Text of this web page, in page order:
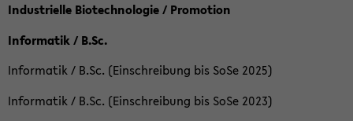
Industrielle Biotechnologie / Promotion
Informatik / B.Sc.
Informatik / B.Sc. (Einschreibung bis SoSe 2025)
Informatik / B.Sc. (Einschreibung bis SoSe 2023)